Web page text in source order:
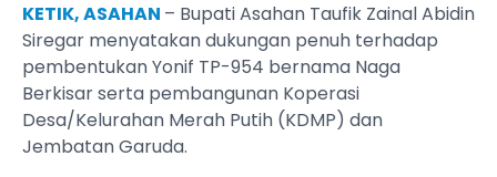
KETIK, ASAHAN – Bupati Asahan Taufik Zainal Abidin
Siregar menyatakan dukungan penuh terhadap
pembentukan Yonif TP-954 bernama Naga
Berkisar serta pembangunan Koperasi
Desa/Kelurahan Merah Putih (KDMP) dan
Jembatan Garuda.